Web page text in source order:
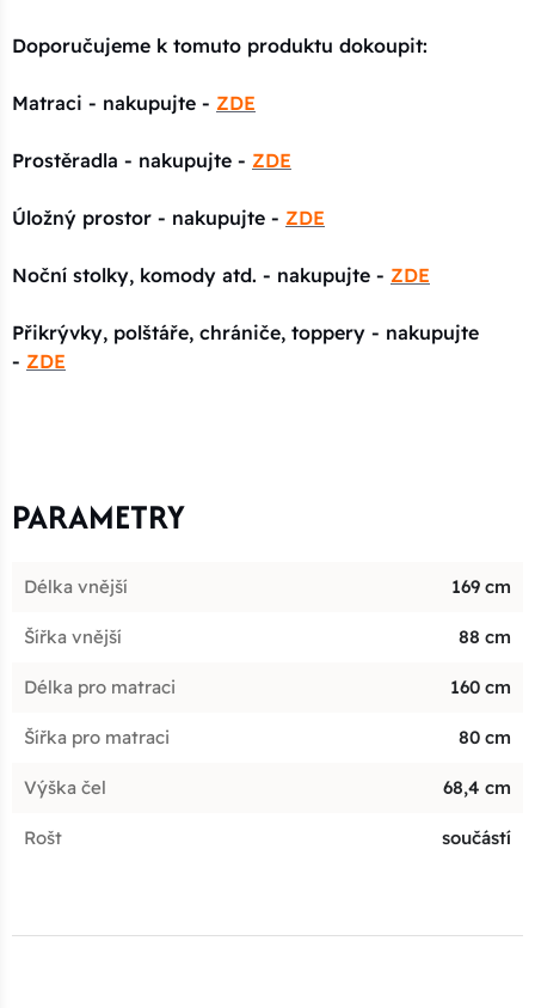
Doporučujeme k tomuto produktu dokoupit:
Matraci - nakupujte - ZDE
Prostěradla - nakupujte - ZDE
Úložný prostor - nakupujte - ZDE
Noční stolky, komody atd. - nakupujte - ZDE
Přikrývky, polštáře, chrániče, toppery - nakupujte
- ZDE
PARAMETRY
Délka vnější 169 cm
Šířka vnější 88 cm
Délka pro matraci 160 cm
Šířka pro matraci 80 cm
Výška čel 68,4 cm
Rošt součástí